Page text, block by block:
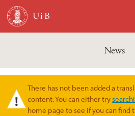
Skip to main content
News
Warning message
There has not been added a
content. You can either try
home page to see if you can